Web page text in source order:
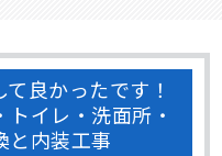
良かったです！
トイレ・洗面所・
と内装工事